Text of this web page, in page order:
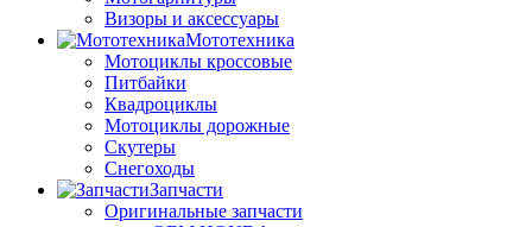
Визоры и аксессуары
Мототехника
Мотоциклы кроссовые
Питбайки
Квадроциклы
Мотоциклы дорожные
Скутеры
Снегоходы
Запчасти
Оригинальные запчасти